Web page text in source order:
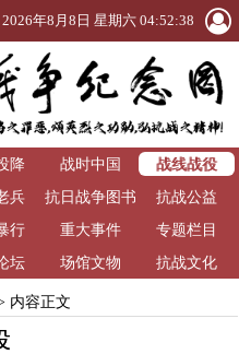
2026年8月8日 星期六 04:52:38
降 战时中国
战线战役
兵
抗日战争图书
馆
抗战公益
行 重大事件
专题栏目
坛 场馆文物 抗战文化
内容正文